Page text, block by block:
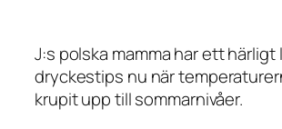
J:s polska mamma har ett härligt
dryckestips nu när
krupit upp till sommarnivåer.